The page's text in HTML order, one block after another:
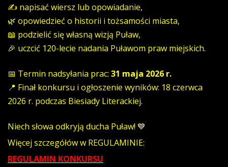
✍️ napisać wiersz lub opowiadanie,
🌿 opowiedzieć o historii i tożsamości miasta,
📖 podzielić się własną wizją Puław,
🎉 uczcić 120-lecie nadania Puławom praw miejskich.
📅 Termin nadsyłania prac: 31 maja 2026 r.
📍 Finał konkursu i ogłoszenie wyników: 18 czerwca
2026 r. podczas Biesiady Literackiej.
Niech słowa odkryją ducha Puław! 💙
Więcej szczegółów w REGULAMINIE:
REGULAMIN KONKURSU